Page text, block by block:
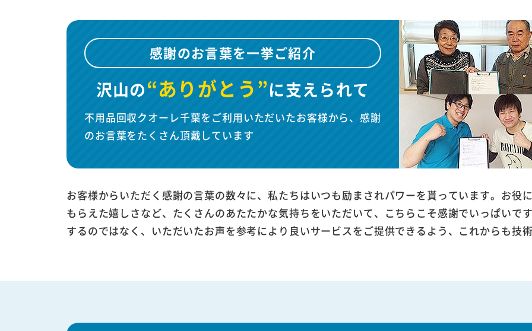
感謝のお言葉を一挙ご紹介
沢山の“ありがとう”に支えられて
不用品回収クオーレ千葉をご利用いただいたお客様から、感謝
のお言葉をたくさん頂戴しています
お客様からいただく感謝の言葉の数々に、私たちはいつも励まされパワーを貰っています。お役
もらえた嬉しさなど、たくさんのあたたかな気持ちをいただいて、こちらこそ感謝でいっぱいで
するのではなく、いただいたお声を参考により良いサービスをご提供できるよう、これからも技